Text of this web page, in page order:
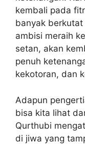
kembali pada
banyak
ambisi meraih
setan, akan
penuh
kekotoran, dan
Adapun
bisa kita lihat
Qurthubi
di jiwa yang